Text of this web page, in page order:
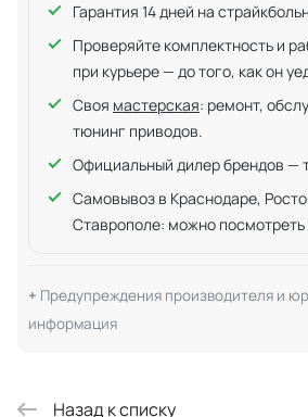
Гарантия 14 дней на
Проверяйте комплектность и
при курьере — до того, как он
Своя мастерская: ремонт,
тюнинг приводов.
Официальный дилер брендов —
Самовывоз в Краснодаре,
Ставрополе: можно посмотреть
Предупреждения производителя и
информация
Назад к списку